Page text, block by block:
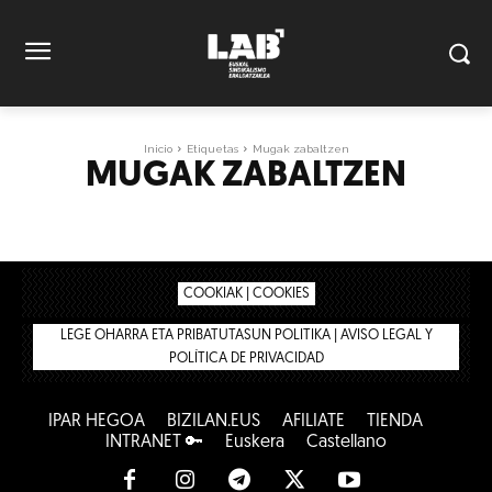
Inicio Etiquetas Mugak zabaltzen
MUGAK ZABALTZEN
COOKIAK | COOKIES
LEGE OHARRA ETA PRIBATUTASUN POLITIKA | AVISO LEGAL Y
POLÍTICA DE PRIVACIDAD
IPAR HEGOA BIZILAN.EUS AFÍLIATE
TIENDA
INTRANET 🔑
Euskera Castellano